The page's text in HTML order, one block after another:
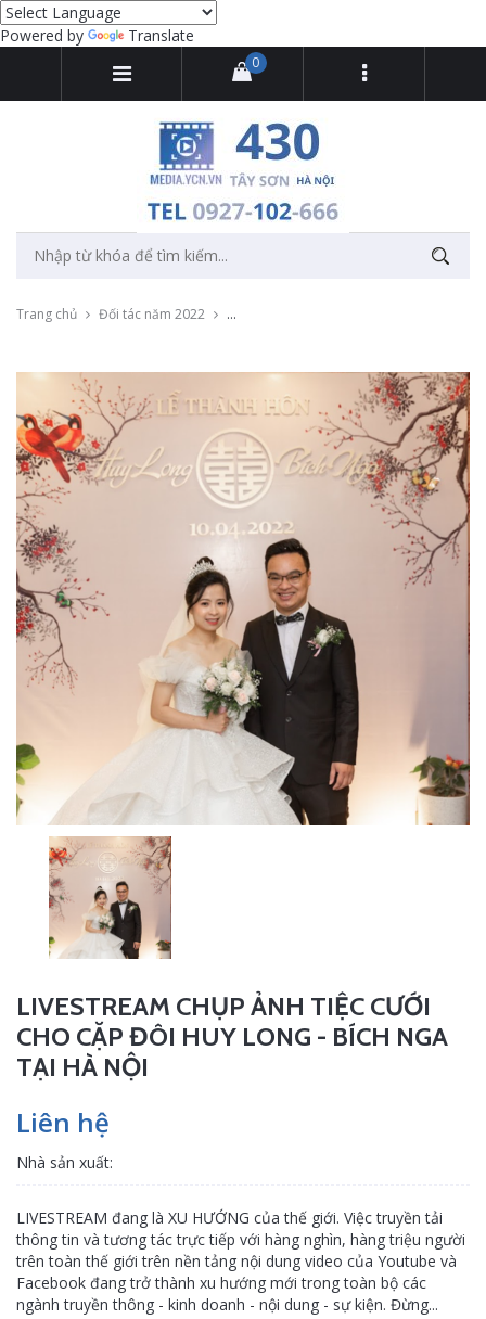
Powered by Translate
0
Trang chủ Đối tác năm 2022 Livestream chụp ảnh tiệc cưới cho cặp
LIVESTREAM CHỤP ẢNH TIỆC CƯỚI
CHO CẶP ĐÔI HUY LONG - BÍCH NGA
TẠI HÀ NỘI
Liên hệ
Nhà sản xuất:
LIVESTREAM đang là XU HƯỚNG của thế giới. Việc truyền tải
thông tin và tương tác trực tiếp với hàng nghìn, hàng triệu người
trên toàn thế giới trên nền tảng nội dung video của Youtube và
Facebook đang trở thành xu hướng mới trong toàn bộ các
ngành truyền thông - kinh doanh - nội dung - sự kiện. Đừng...